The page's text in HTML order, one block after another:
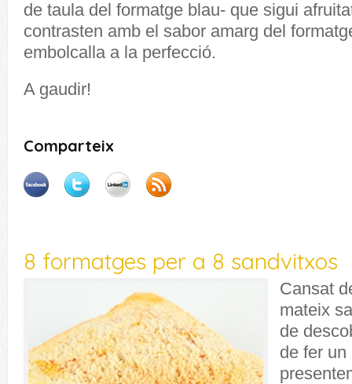
de taula del formatge blau- que sigui
contrasten amb el sabor amarg del
embolcalla a la perfecció.
A gaudir!
Comparteix
8 formatges per a 8 sandvitxos
Cansat
mateix
de
de fer un